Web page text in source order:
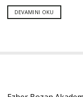
DEVAMINI OKU